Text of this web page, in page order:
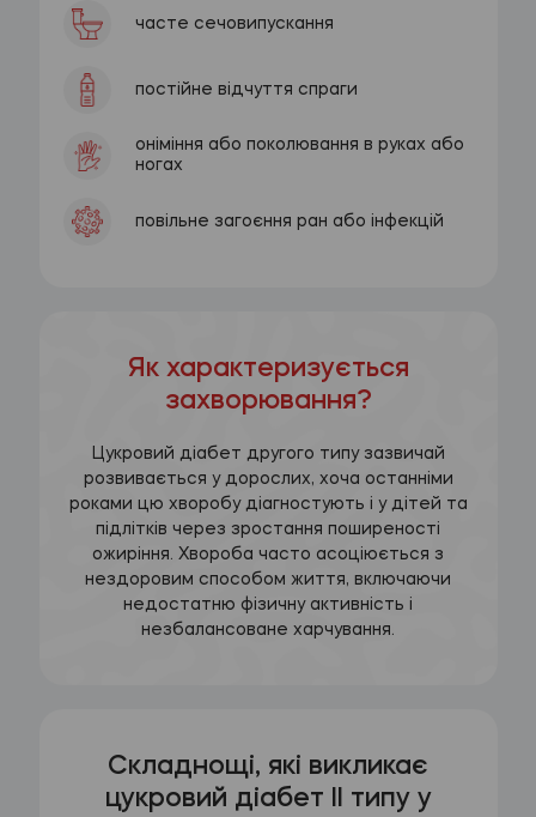
часте сечовипускання
постійне відчуття спраги
оніміння або поколювання в руках або
ногах
повільне загоєння ран або інфекцій
Як характеризується
захворювання?
Цукровий діабет другого типу зазвичай
розвивається у дорослих, хоча останніми
роками цю хворобу діагностують і у дітей та
підлітків через зростання поширеності
ожиріння. Хвороба часто асоціюється з
нездоровим способом життя, включаючи
недостатню фізичну активність і
незбалансоване харчування.
Складнощі, які викликає
цукровий діабет ІІ типу у